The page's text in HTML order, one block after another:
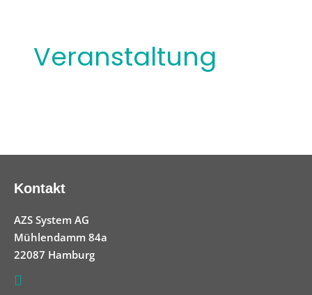
Veranstaltung
Kontakt
AZS System AG
Mühlendamm 84a
22087 Hamburg